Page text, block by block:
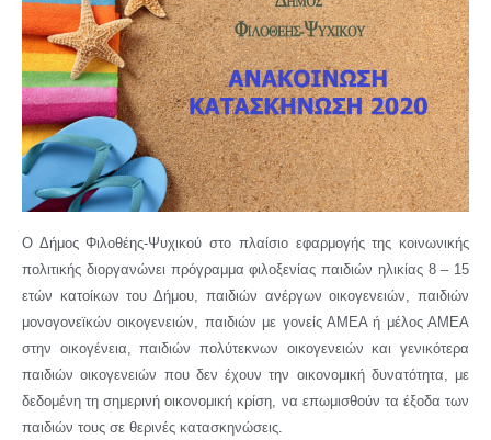
Ο Δήμος Φιλοθέης-Ψυχικού στο πλαίσιο εφαρμογής της κοινωνικής
πολιτικής διοργανώνει πρόγραμμα φιλοξενίας παιδιών ηλικίας 8 – 15
ετών κατοίκων του Δήμου, παιδιών ανέργων οικογενειών, παιδιών
μονογονεϊκών οικογενειών, παιδιών με γονείς ΑΜΕΑ ή μέλος ΑΜΕΑ
στην οικογένεια, παιδιών πολύτεκνων οικογενειών και γενικότερα
παιδιών οικογενειών που δεν έχουν την οικονομική δυνατότητα, με
δεδομένη τη σημερινή οικονομική κρίση, να επωμισθούν τα έξοδα των
παιδιών τους σε θερινές κατασκηνώσεις.